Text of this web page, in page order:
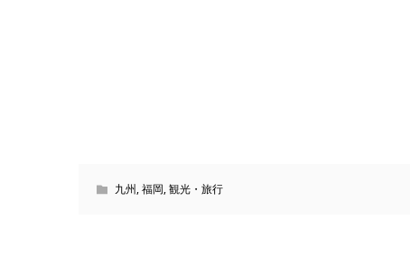
九州,福岡,観光・旅行